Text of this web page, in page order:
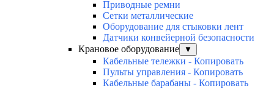
Приводные ремни
Сетки металлические
Оборудование для стыковки лент
Датчики конвейерной безопасности
Крановое оборудование
▼
Кабельные тележки - Копировать
Пульты управления - Копировать
Кабельные барабаны - Копировать